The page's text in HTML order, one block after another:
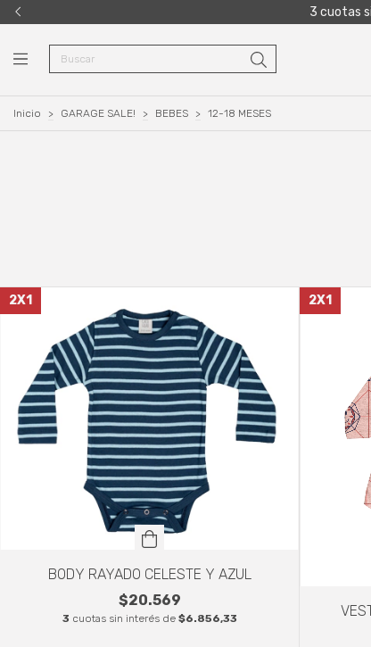
3 cuotas
Inicio > GARAGE SALE! > BEBES > 12-18 MESES
2X1
BODY RAYADO CELESTE Y AZUL
$20.569
3 cuotas sin interés de $6.856,33
2X1